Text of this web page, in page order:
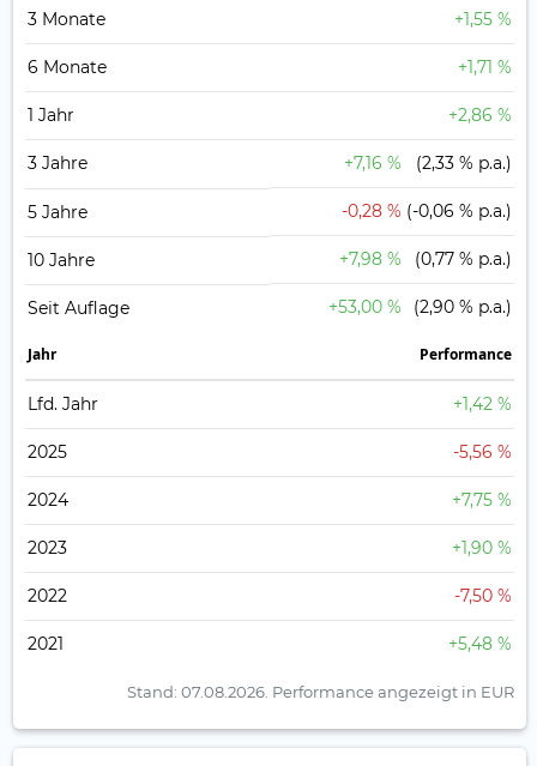
3 Monate +1,55 %
6 Monate +1,71 %
1 Jahr +2,86 %
3 Jahre +7,16 % (2,33 % p.a.)
5 Jahre -0,28 % (-0,06 % p.a.)
10 Jahre +7,98 % (0,77 % p.a.)
Seit Auflage +53,00 % (2,90 % p.a.)
Jahr Perfor­mance
Lfd. Jahr +1,42 %
2025 -5,56 %
2024 +7,75 %
2023 +1,90 %
2022 -7,50 %
2021 +5,48 %
Stand: 07.08.2026. Performance angezeigt in EUR